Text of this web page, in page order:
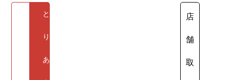
と
り
あ
店
舗
取